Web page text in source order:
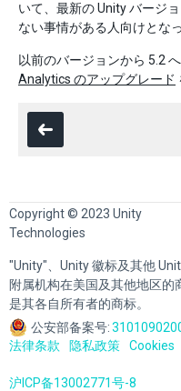
いて、最新の Unity バージ
ない事情がある人向けとな
以前のバージョンから 5.2
Analytics のアップグレード
Copyright © 2023 Unity
Technologies
"Unity"、Unity 徽标及其他
附属机构在美国及其他地区
是其各自所有者的商标。
公安部备案号:
法律条款
隐私政策 Cookies
沪ICP备13002771号-8